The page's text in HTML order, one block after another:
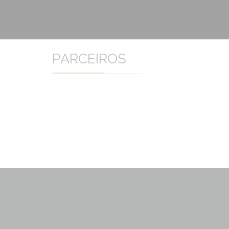
PARCEIROS